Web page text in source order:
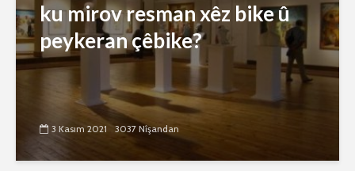
ku mirov resman xêz bike û
peykeran çêbike?
3 Kasım 2021 3037 Nîşandan